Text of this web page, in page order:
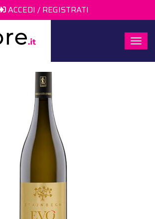
ACCEDI / REGISTRATI